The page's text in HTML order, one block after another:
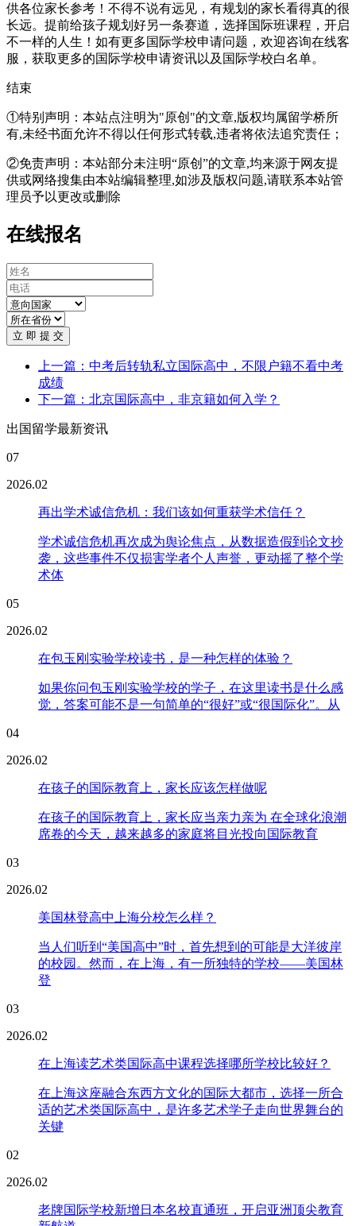
供各位家长参考！不得不说有远见，有规划的家长看得真的很
长远。提前给孩子规划好另一条赛道，选择国际班课程，开启
不一样的人生！如有更多国际学校申请问题，欢迎咨询在线客
服 ，获取更多的国际学校申请资讯以及国际学校白名单。
结束
①特别声明：本站点注明为"原创"的文章,版权均属留学桥所
有,未经书面允许不得以任何形式转载,违者将依法追究责任；
②免责声明：本站部分未注明“原创”的文章,均来源于网友提
供或网络搜集由本站编辑整理,如涉及版权问题,请联系本站管
理员予以更改或删除
在线报名
立 即 提 交
上一篇：中考后转轨私立国际高中，不限户籍不看中考
成绩
下一篇：北京国际高中，非京籍如何入学？
出国留学最新资讯
07
2026.02
再出学术诚信危机：我们该如何重获学术信任？
学术诚信危机再次成为舆论焦点，从数据造假到论文抄
袭，这些事件不仅损害学者个人声誉，更动摇了整个学
术体
05
2026.02
在包玉刚实验学校读书，是一种怎样的体验？
如果你问包玉刚实验学校的学子，在这里读书是什么感
觉，答案可能不是一句简单的“很好”或“很国际化”。从
04
2026.02
在孩子的国际教育上，家长应该怎样做呢
在孩子的国际教育上，家长应当亲力亲为 在全球化浪潮
席卷的今天，越来越多的家庭将目光投向国际教育
03
2026.02
美国林登高中上海分校怎么样？
当人们听到“美国高中”时，首先想到的可能是大洋彼岸
的校园。然而，在上海，有一所独特的学校——美国林
登
03
2026.02
在上海读艺术类国际高中课程选择哪所学校比较好？
在上海这座融合东西方文化的国际大都市，选择一所合
适的艺术类国际高中，是许多艺术学子走向世界舞台的
关键
02
2026.02
老牌国际学校新增日本名校直通班，开启亚洲顶尖教育